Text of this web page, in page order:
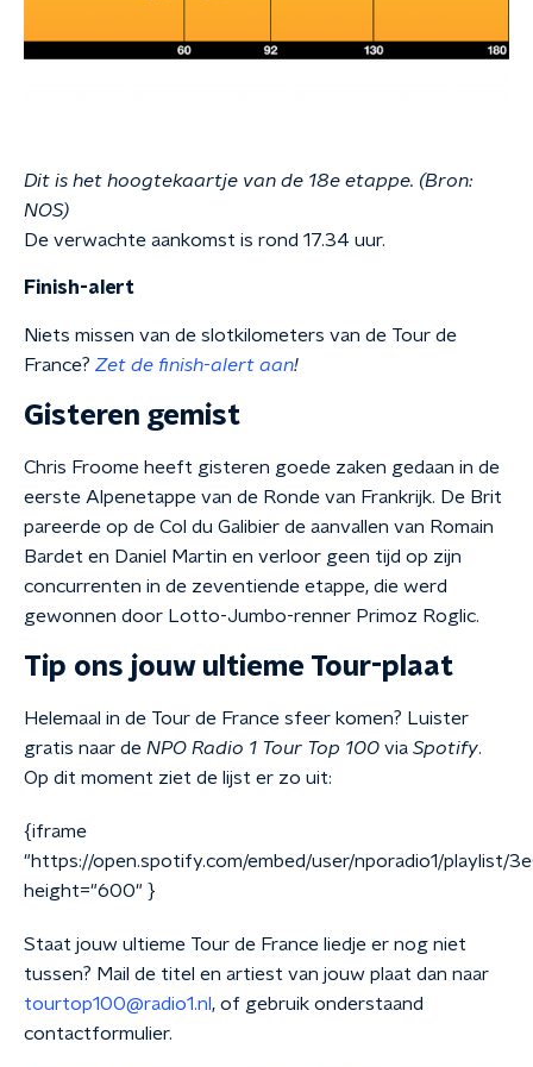
Dit is het hoogtekaartje van de 18e etappe. (Bron:
NOS)
De verwachte aankomst is rond 17.34 uur.
Finish-alert
Niets missen van de slotkilometers van de Tour de
France? Zet de finish-alert aan!
Gisteren gemist
Chris Froome heeft gisteren goede zaken gedaan in de
eerste Alpenetappe van de Ronde van Frankrijk. De Brit
pareerde op de Col du Galibier de aanvallen van Romain
Bardet en Daniel Martin en verloor geen tijd op zijn
concurrenten in de zeventiende etappe, die werd
gewonnen door Lotto-Jumbo-renner Primoz Roglic.
Tip ons jouw ultieme Tour-plaat
Helemaal in de Tour de France sfeer komen? Luister
gratis naar de NPO Radio 1 Tour Top 100 via Spotify.
Op dit moment ziet de lijst er zo uit:
{iframe
"https://open.spotify.com/embed/user/nporadio1/playlist/
height="600" }
Staat jouw ultieme Tour de France liedje er nog niet
tussen? Mail de titel en artiest van jouw plaat dan naar
tourtop100@radio1.nl , of gebruik onderstaand
contactformulier.